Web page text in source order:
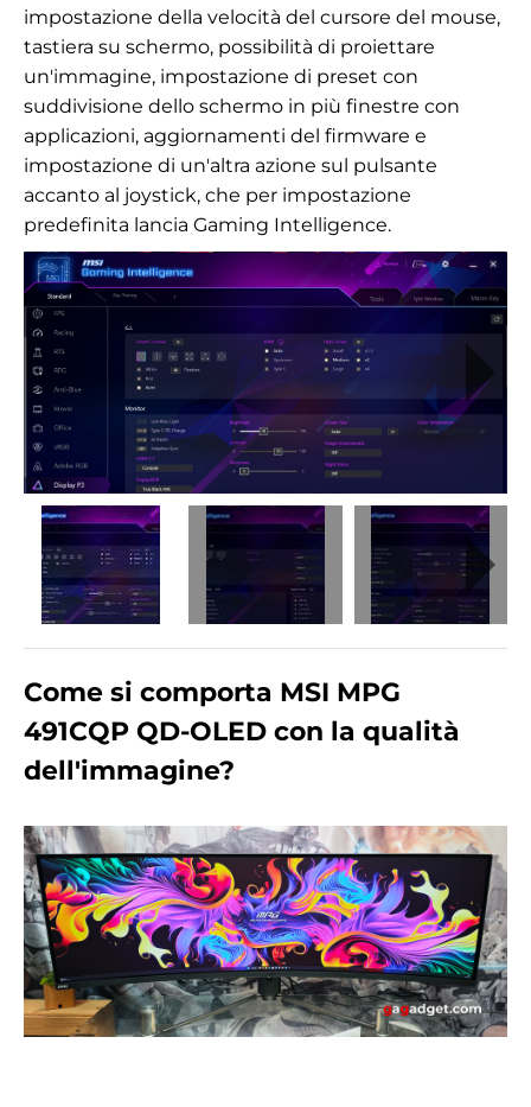
impostazione della velocità del cursore del mouse,
tastiera su schermo, possibilità di proiettare
un'immagine, impostazione di preset con
suddivisione dello schermo in più finestre con
applicazioni, aggiornamenti del firmware e
impostazione di un'altra azione sul pulsante
accanto al joystick, che per impostazione
predefinita lancia Gaming Intelligence.
Come si comporta MSI MPG
491CQP QD-OLED con la qualità
dell'immagine?